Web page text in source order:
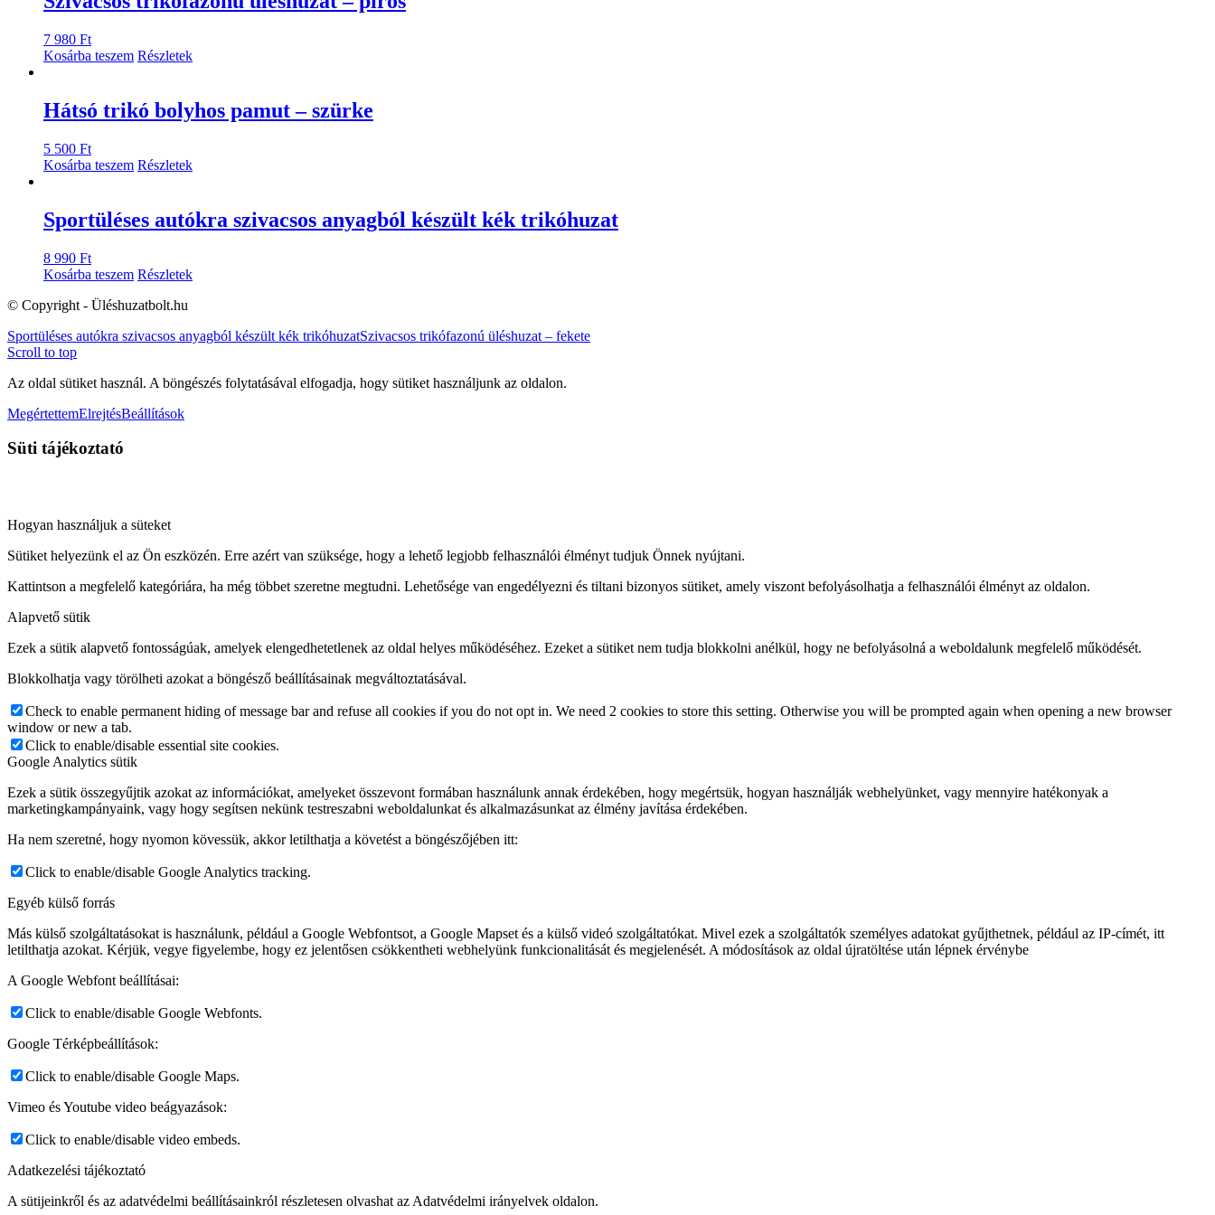
7 980 Ft
Kosárba teszem Részletek
Hátsó trikó bolyhos pamut – szürke
5 500 Ft
Kosárba teszem Részletek
Sportüléses autókra szivacsos anyagból készült kék trikóhuzat
8 990 Ft
Kosárba teszem Részletek
© Copyright - Üléshuzatbolt.hu
Sportüléses autókra szivacsos anyagból készült kék trikóhuzatSzivacsos trikófazonú üléshuzat – fekete
Scroll to top
Az oldal sütiket használ. A böngészés folytatásával elfogadja, hogy sütiket használjunk az oldalon.
MegértettemElrejtésBeállítások
Süti tájékoztató
Hogyan használjuk a süteket
Sütiket helyezünk el az Ön eszközén. Erre azért van szüksége, hogy a lehető legjobb felhasználói élményt tudjuk Önnek nyújtani.
Kattintson a megfelelő kategóriára, ha még többet szeretne megtudni. Lehetősége van engedélyezni és tiltani bizonyos sütiket, amely viszont befolyásolhatja a felhasználói élményt az oldalon.
Alapvető sütik
Ezek a sütik alapvető fontosságúak, amelyek elengedhetetlenek az oldal helyes működéséhez. Ezeket a sütiket nem tudja blokkolni anélkül, hogy ne befolyásolná a weboldalunk megfelelő működését.
Blokkolhatja vagy törölheti azokat a böngésző beállításainak megváltoztatásával.
Check to enable permanent hiding of message bar and refuse all cookies if you do not opt in. We need 2 cookies to store this setting. Otherwise you will be prompted again when opening a new browser
window or new a tab.
Click to enable/disable essential site cookies.
Google Analytics sütik
Ezek a sütik összegyűjtik azokat az információkat, amelyeket összevont formában használunk annak érdekében, hogy megértsük, hogyan használják webhelyünket, vagy mennyire hatékonyak a
marketingkampányaink, vagy hogy segítsen nekünk testreszabni weboldalunkat és alkalmazásunkat az élmény javítása érdekében.
Ha nem szeretné, hogy nyomon kövessük, akkor letilthatja a követést a böngészőjében itt:
Click to enable/disable Google Analytics tracking.
Egyéb külső forrás
Más külső szolgáltatásokat is használunk, például a Google Webfontsot, a Google Mapset és a külső videó szolgáltatókat. Mivel ezek a szolgáltatók személyes adatokat gyűjthetnek, például az IP-címét, itt
letilthatja azokat. Kérjük, vegye figyelembe, hogy ez jelentősen csökkentheti webhelyünk funkcionalitását és megjelenését. A módosítások az oldal újratöltése után lépnek érvénybe
A Google Webfont beállításai:
Click to enable/disable Google Webfonts.
Google Térképbeállítások:
Click to enable/disable Google Maps.
Vimeo és Youtube video beágyazások:
Click to enable/disable video embeds.
Adatkezelési tájékoztató
A sütijeinkről és az adatvédelmi beállításainkról részletesen olvashat az Adatvédelmi irányelvek oldalon.